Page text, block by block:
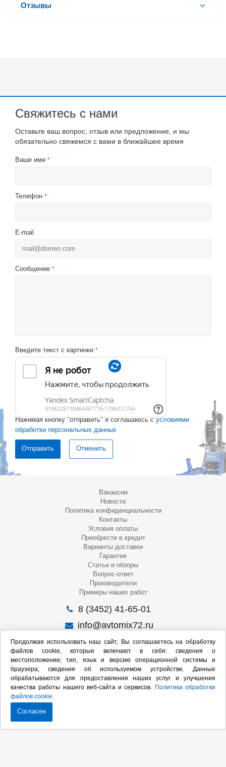
Отзывы
Свяжитесь с нами
Оставьте ваш вопрос, отзыв или предложение, и мы
обязательно свяжемся с вами в ближайшее время
Ваше имя *
Телефон *
E-mail
Сообщение *
Введите текст с картинки *
Нажимая кнопку "отправить" я соглашаюсь с условиями
обработки персональных данных
Отменить
Вакансии
Новости
Политика конфиденциальности
Контакты
Условия оплаты
Приобрести в кредит
Варианты доставки
Гарантия
Статьи и обзоры
Вопрос-ответ
Производители
Примеры наших работ
8 (3452) 41-65-01
info@avtomix72.ru
г. Тюмень, ул. 50 лет Октября, 120
Пн-Пт
: 09:00 – 19:00
Сб: 10:00 – 17:00
Вс: Выходной
Мы в социальных сетях:
Продолжая использовать наш сайт, Вы соглашаетесь на обработку
файлов cookie, которые включают в себя: сведения о
местоположении; тип, язык и версию операционной системы и
браузера; сведения об используемом устройстве. Данные
обрабатываются для предоставления наших услуг и улучшения
качества работы нашего веб-сайта и сервисов. Политика обработки
файлов cookie.
Согласен